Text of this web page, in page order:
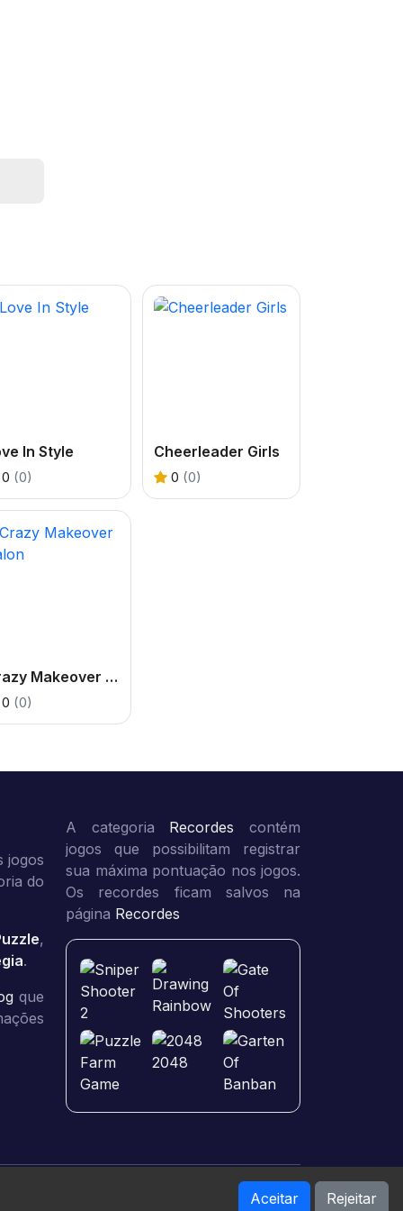
In Style
0 (0)
Cheerleader Girls
0 (0)
Crazy Makeover Salon
0 (0)
jogos
do
,
.
que
A categoria Recordes contém
jogos que possibilitam registrar
sua máxima pontuação nos jogos.
Os recordes ficam salvos na
página Recordes
Aceitar Rejeitar